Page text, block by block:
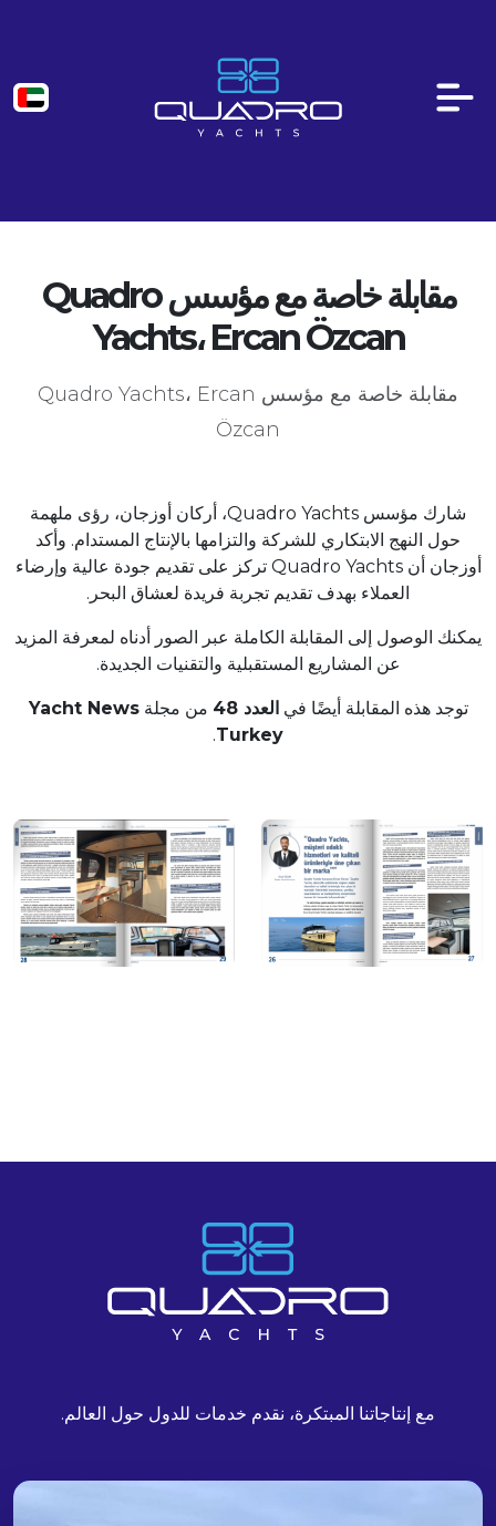
مقابلة خاصة مع مؤسس Quadro
Yachts، Ercan Özcan
مقابلة خاصة مع مؤسس Quadro Yachts، Ercan
Özcan
شارك مؤسس Quadro Yachts، أركان أوزجان، رؤى ملهمة
حول النهج الابتكاري للشركة والتزامها بالإنتاج المستدام. وأكد
أوزجان أن Quadro Yachts تركز على تقديم جودة عالية وإرضاء
العملاء بهدف تقديم تجربة فريدة لعشاق البحر.
يمكنك الوصول إلى المقابلة الكاملة عبر الصور أدناه لمعرفة المزيد
عن المشاريع المستقبلية والتقنيات الجديدة.
توجد هذه المقابلة أيضًا فيالعدد 48 من مجلةYacht News
Turkey
.
مع إنتاجاتنا المبتكرة، نقدم خدمات للدول حول العالم.